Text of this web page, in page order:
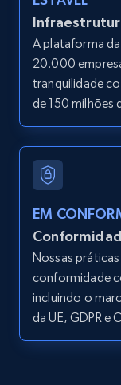
URL, Product
Reviews
price, and
Etsy -
Reviews count
price, and
1.9K+
A plataforma
20.000
tranquilidade
de 150 milhões
EM
Nossas
conformidade
incluindo o
da UE, GDPR e